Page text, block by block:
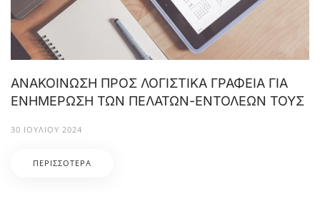
ΑΝΑΚΟΙΝΩΣΗ ΠΡΟΣ ΛΟΓΙΣΤΙΚΑ ΓΡΑΦΕΙΑ ΓΙΑ
ΕΝΗΜΕΡΩΣΗ ΤΩΝ ΠΕΛΑΤΩΝ-ΕΝΤΟΛΕΩΝ ΤΟΥΣ
30 ΙΟΥΛΊΟΥ 2024
ΠΕΡΙΣΣΌΤΕΡΑ